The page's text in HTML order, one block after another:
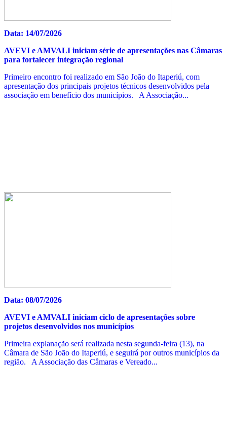
Data: 14/07/2026
AVEVI e AMVALI iniciam série de apresentações nas Câmaras
para fortalecer integração regional
Primeiro encontro foi realizado em São João do Itaperiú, com
apresentação dos principais projetos técnicos desenvolvidos pela
associação em benefício dos municípios. A Associação...
Data: 08/07/2026
AVEVI e AMVALI iniciam ciclo de apresentações sobre
projetos desenvolvidos nos municípios
Primeira explanação será realizada nesta segunda-feira (13), na
Câmara de São João do Itaperiú, e seguirá por outros municípios da
região. A Associação das Câmaras e Vereado...